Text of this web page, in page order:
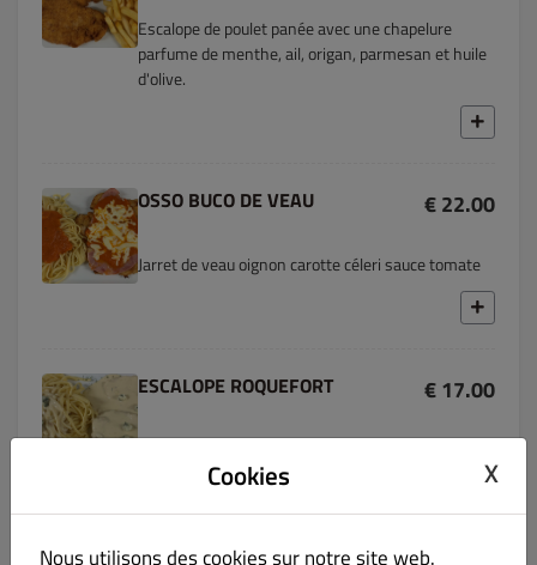
Escalope de poulet panée avec une chapelure
parfume de menthe, ail, origan, parmesan et huile
d'olive.
OSSO BUCO DE VEAU € 22.00
Jarret de veau oignon carotte céleri sauce tomate
ESCALOPE ROQUEFORT € 17.00
Cookies X
Nous utilisons des cookies sur notre site web.